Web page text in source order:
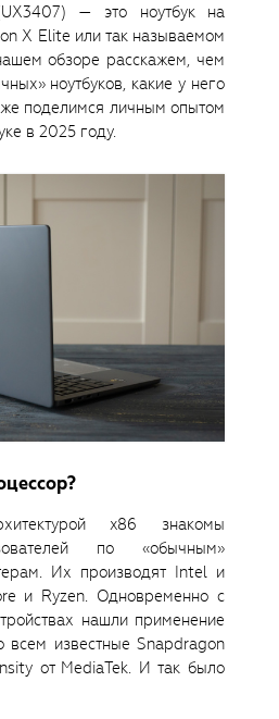
— это ноутбук на
X Elite или так называемом
обзоре расскажем, чем
ноутбуков, какие у него
поделимся личным опытом
в 2025 году.
x86 знакомы
по «обычным»
Их производят Intel и
и Ryzen. Одновременно с
нашли применение
всем известные Snapdragon
от MediaTek. И так было